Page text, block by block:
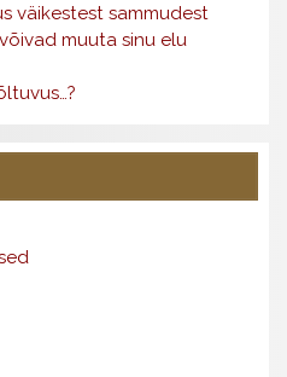
väikestest sammudest
muuta sinu elu